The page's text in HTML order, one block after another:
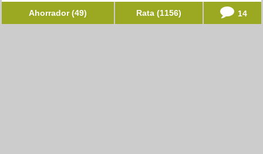
Ahorrador (49) Rata (1156) 14